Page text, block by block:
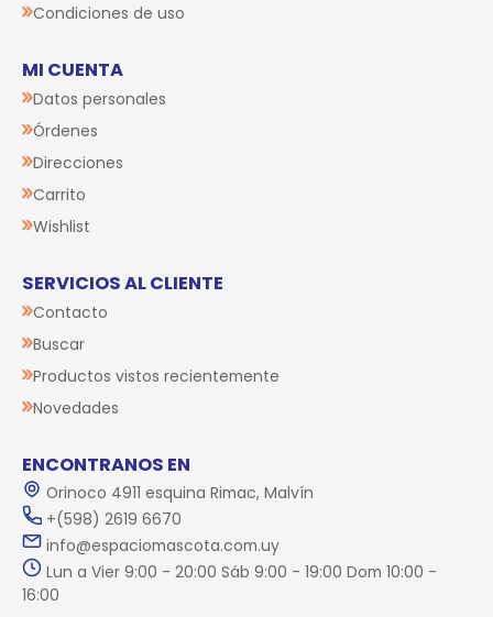
Condiciones de uso
MI CUENTA
Datos personales
Órdenes
Direcciones
Carrito
Wishlist
SERVICIOS AL CLIENTE
Contacto
Buscar
Productos vistos recientemente
Novedades
ENCONTRANOS EN
Orinoco 4911 esquina Rimac, Malvín
+(598) 2619 6670
info@espaciomascota.com.uy
Lun a Vier 9:00 - 20:00 Sáb 9:00 - 19:00 Dom 10:00 -
16:00